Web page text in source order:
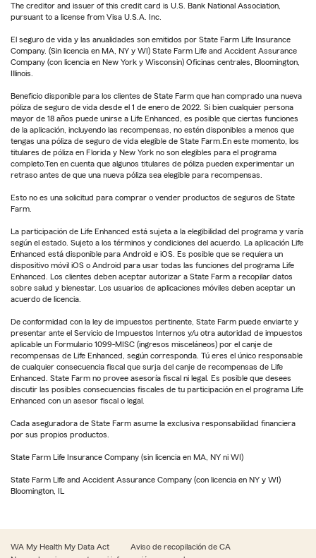
The creditor and issuer of this credit card is U.S. Bank National Association,
pursuant to a license from Visa U.S.A. Inc.
El seguro de vida y las anualidades son emitidos por State Farm Life Insurance
Company. (Sin licencia en MA, NY y WI) State Farm Life and Accident Assurance
Company (con licencia en New York y Wisconsin) Oficinas centrales, Bloomington,
Illinois.
Beneficio disponible para los clientes de State Farm que han comprado una nueva
póliza de seguro de vida desde el 1 de enero de 2022. Si bien cualquier persona
mayor de 18 años puede unirse a Life Enhanced, es posible que ciertas funciones
de la aplicación, incluyendo las recompensas, no estén disponibles a menos que
tengas una póliza de seguro de vida elegible de State Farm.En este momento, los
titulares de póliza en Florida y New York no son elegibles para el programa
completo.Ten en cuenta que algunos titulares de póliza pueden experimentar un
retraso antes de que una nueva póliza sea elegible para recompensas.
Esto no es una solicitud para comprar o vender productos de seguros de State
Farm.
La participación de Life Enhanced está sujeta a la elegibilidad del programa y varía
según el estado. Sujeto a los términos y condiciones del acuerdo. La aplicación Life
Enhanced está disponible para Android e iOS. Es posible que se requiera un
dispositivo móvil iOS o Android para usar todas las funciones del programa Life
Enhanced. Los clientes deben aceptar autorizar a State Farm a recopilar datos
sobre salud y bienestar. Los usuarios de aplicaciones móviles deben aceptar un
acuerdo de licencia.
De conformidad con la ley de impuestos pertinente, State Farm puede enviarte y
presentar ante el Servicio de Impuestos Internos y/u otra autoridad de impuestos
aplicable un Formulario 1099-MISC (ingresos misceláneos) por el canje de
recompensas de Life Enhanced, según corresponda. Tú eres el único responsable
de cualquier consecuencia fiscal que surja del canje de recompensas de Life
Enhanced. State Farm no provee asesoría fiscal ni legal. Es posible que desees
discutir las posibles consecuencias fiscales de tu participación en el programa Life
Enhanced con un asesor fiscal o legal.
Cada aseguradora de State Farm asume la exclusiva responsabilidad financiera
por sus propios productos.
State Farm Life Insurance Company (sin licencia en MA, NY ni WI)
State Farm Life and Accident Assurance Company (con licencia en NY y WI)
Bloomington, IL
WA My Health My Data Act
Aviso de recopilación de CA